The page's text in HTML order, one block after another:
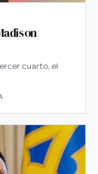
cuarto, el